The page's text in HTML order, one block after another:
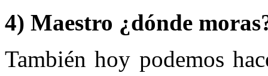
4) Maestro ¿dónde
También hoy podemos